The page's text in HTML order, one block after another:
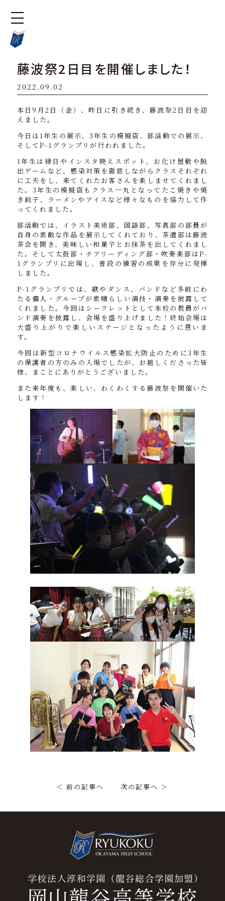
藤波祭2日目を開催しました！
2022.09.02
本日9月2日（金）、昨日に引き続き、藤波祭2日目を迎
えました。
今日は1年生の展示、3年生の模擬店、部活動での展示、
そしてP-1グランプリが行われました。
1年生は縁日やインスタ映えスポット、お化け屋敷や脱
出ゲームなど、感染対策を徹底しながらクラスそれぞれ
に工夫をし、来てくれたお客さんを楽しませてくれまし
た。3年生の模擬店もクラス一丸となってたこ焼きや焼
き餃子、ラーメンやアイスなど様々なものを協力して作
ってくれました。
部活動では、イラスト美術部、国語部、写真部の部員が
自身の素敵な作品を展示してくれており、茶道部は藤波
茶会を開き、美味しい和菓子とお抹茶を出してくれまし
た。そして太鼓部・チアリーディング部・吹奏楽部はP-
1グランプリに出場し、普段の練習の成果を存分に発揮
しました。
P-1グランプリでは、歌やダンス、バンドなど多岐にわ
たる個人・グループが素晴らしい演技・演奏を披露して
くれました。今回はシークレットとして本校の教員がバ
ンド演奏を披露し、会場を盛り上げました！終始会場は
大盛り上がりで楽しいステージとなったように思いま
す。
今回は新型コロナウイルス感染拡大防止のために3年生
の保護者の方のみの入場でしたが、お越しくださった皆
様、まことにありがとうございました。
また来年度も、楽しい、わくわくする藤波祭を開催いた
します！
＜ 前の記事へ 次の記事へ ＞